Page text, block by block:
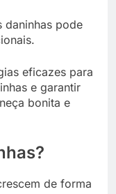
daninhas pode
eficazes para
e garantir
bonita e
de forma